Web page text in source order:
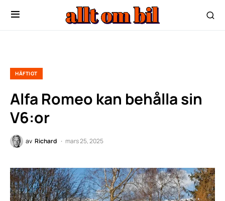
HÄFTIGT
Alfa Romeo kan behålla sin
V6:or
av Richard mars 25, 2025